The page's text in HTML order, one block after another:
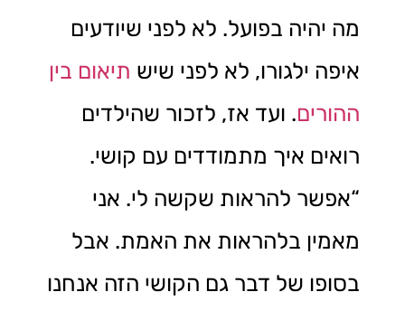
מה יהיה בפועל. לא לפני שיודעים
איפה ילגורו, לא לפני שיש תיאום בין
ההורים. ועד אז, לזכור שהילדים
רואים איך מתמודדים עם קושי.
“אפשר להראות שקשה לי. אני
מאמין בלהראות את האמת. אבל
בסופו של דבר גם הקושי הזה אנחנו